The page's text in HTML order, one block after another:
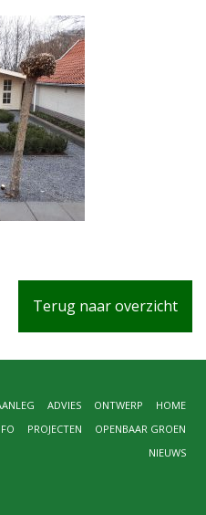
Terug naar overzicht
HOME
ONTWERP
ADVIES
OPENBAAR GROEN
PROJECTEN
NIEUWS